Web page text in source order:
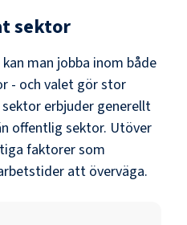
sektor
kan man jobba inom både
- och valet gör stor
erbjuder generellt
offentlig sektor. Utöver
faktorer som
att överväga.